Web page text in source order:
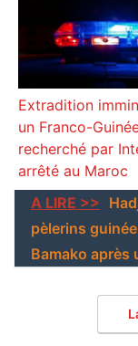
Extradition
un Franco-
recherché par
arrêté au Maroc
A LIRE >>
pèlerins
Bamako après